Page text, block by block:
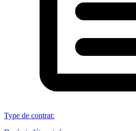
Type de contrat: